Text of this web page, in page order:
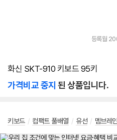
등록월
화신 SKT-910 키보드 95키
가격비교 중지 된 상품입니다.
키보드 / 컴팩트 풀배열 / 유선 / 멤브레인